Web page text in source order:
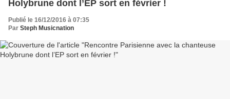
Holybrune dont l’EP sort en février !
Publié le 16/12/2016 à 07:35
Par Steph Musicnation